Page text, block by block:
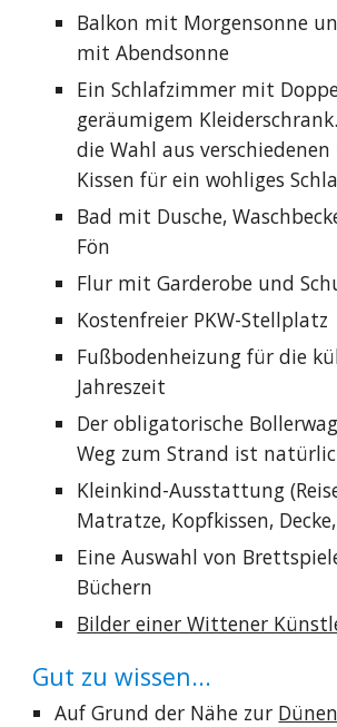
Balkon mit Morgensonne
mit Abendsonne
Ein Schlafzimmer mit
geräumigem
die Wahl aus verschiedenen
Kissen für ein wohliges
Bad mit Dusche,
Fön
Flur mit Garderobe und
Kostenfreier PKW-Stellplatz
Fußbodenheizung für die
Jahreszeit
Der obligatorische
Weg zum Strand ist
Kleinkind-Ausstattung
Matratze, Kopfkissen,
Eine Auswahl von
Büchern
Bilder einer Wittener
Gut zu wissen...
Auf Grund der Nähe zur